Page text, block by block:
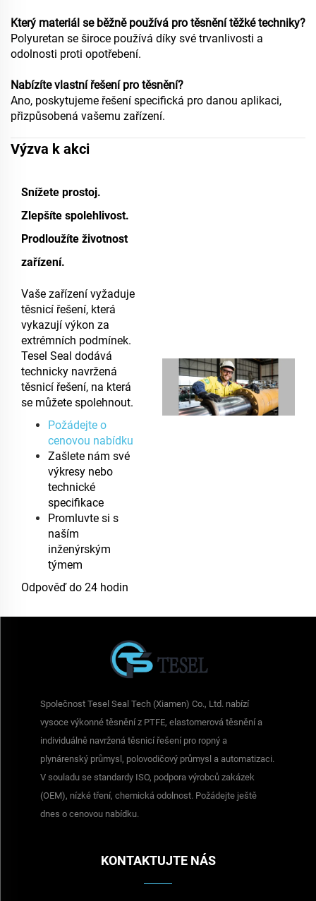
Který materiál se běžně používá pro těsnění těžké techniky?
Polyuretan se široce používá díky své trvanlivosti a
odolnosti proti opotřebení.
Nabízíte vlastní řešení pro těsnění?
Ano, poskytujeme řešení specifická pro danou aplikaci,
přizpůsobená vašemu zařízení.
Výzva k akci
Snížete prostoj.
Zlepšíte spolehlivost.
Prodloužíte životnost
zařízení.
Vaše zařízení vyžaduje
těsnicí řešení, která
vykazují výkon za
extrémních podmínek.
Tesel Seal dodává
technicky navržená
těsnicí řešení, na která
se můžete spolehnout.
Požádejte o
cenovou nabídku
Zašlete nám své
výkresy nebo
technické
specifikace
Promluvte si s
naším
inženýrským
týmem
Odpověď do 24 hodin
Společnost Tesel Seal Tech (Xiamen) Co., Ltd. nabízí
vysoce výkonné těsnění z PTFE, elastomerová těsnění a
individuálně navržená těsnicí řešení pro ropný a
plynárenský průmysl, polovodičový průmysl a automatizaci.
V souladu se standardy ISO, podpora výrobců zakázek
(OEM), nízké tření, chemická odolnost. Požádejte ještě
dnes o cenovou nabídku.
KONTAKTUJTE NÁS